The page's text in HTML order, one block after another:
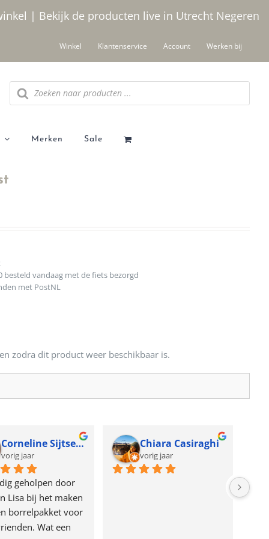
| Bekijk de producten live in Utrecht Negeren
Winkel Klantenservice Account Werken bij
Producten
zoeken
Merken Sale
besteld vandaag met de fiets bezorgd
met PostNL
zodra dit product weer beschikbaar is.
Corneline Sijtsema
vorig jaar
geholpen door
Lisa bij het maken
borrelpakket voor
Wat een
Chiara Casiraghi
vorig jaar